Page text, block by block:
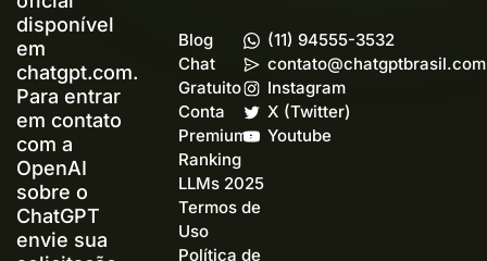
disponível
em
chatgpt.com.
Para entrar
em contato
com a
OpenAI
sobre o
ChatGPT
envie sua
Blog
Chat
Gratuito
Conta
Premium+
Ranking
LLMs 2025
Termos de
Uso
Política de
(11) 94555-3532
Instagram
X (Twitter)
Youtube